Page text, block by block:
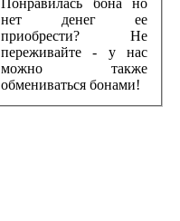
нет денег ее
приобрести? Не
переживайте - у нас
можно также
обмениваться бонами!